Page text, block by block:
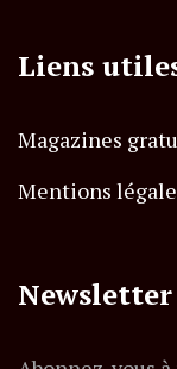
Liens
Magazines
Mentions
Newsletter